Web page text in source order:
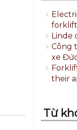
Linde
Công
xe
their
Từ